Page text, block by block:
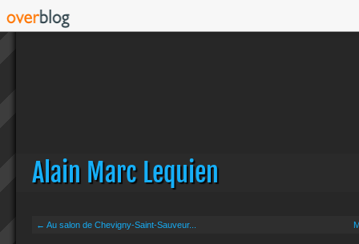
Alain Marc Lequien
← Au salon de Chevigny-Saint-Sauveur...